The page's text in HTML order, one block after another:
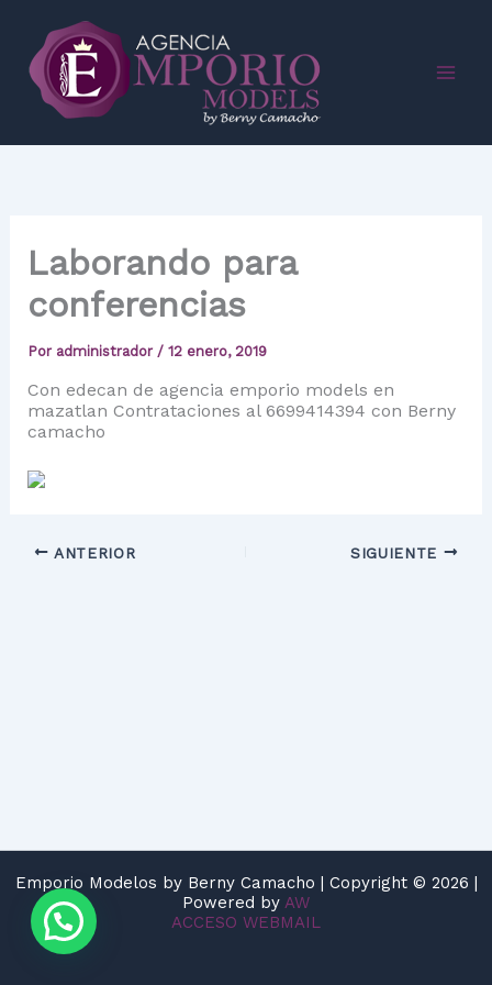
contenido
Laborando para
conferencias
Por administrador / 12 enero, 2019
Con edecan de agencia emporio models en
mazatlan Contrataciones al 6699414394 con Berny
camacho
ANTERIOR SIGUIENTE
Emporio Modelos by Berny Camacho | Copyright © 2026 |
Powered by AW
ACCESO WEBMAIL